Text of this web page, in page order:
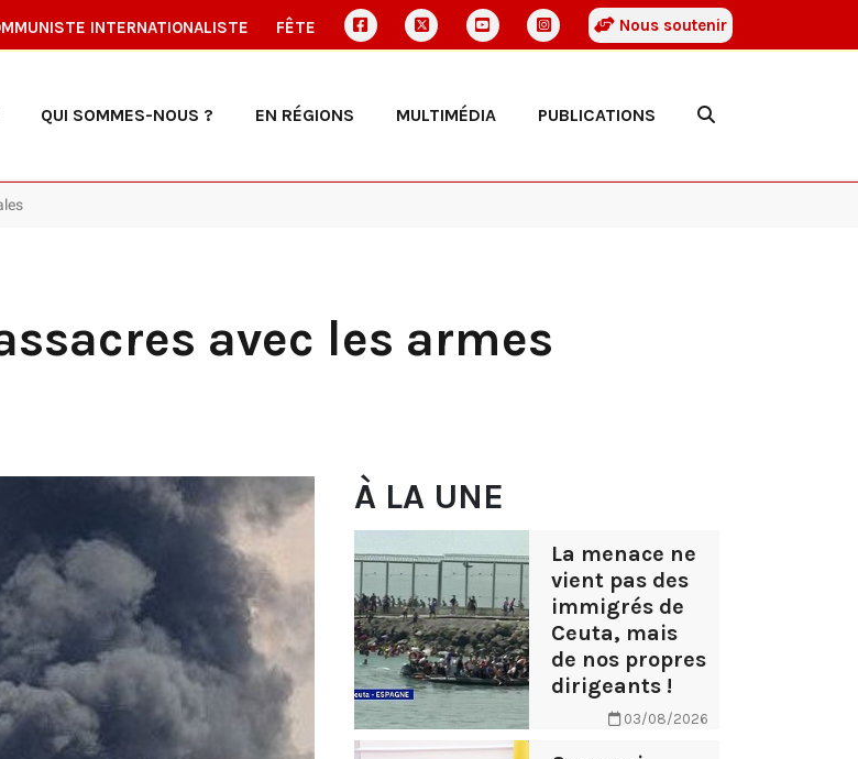
INTERNATIONALISTE FÊTE Nous soutenir
QUI SOMMES-NOUS ? EN RÉGIONS MULTIMÉDIA PUBLICATIONS
avec les armes
À LA UNE
La menace ne
vient pas des
immigrés de
Ceuta, mais
de nos propres
dirigeants !
03/08/2026